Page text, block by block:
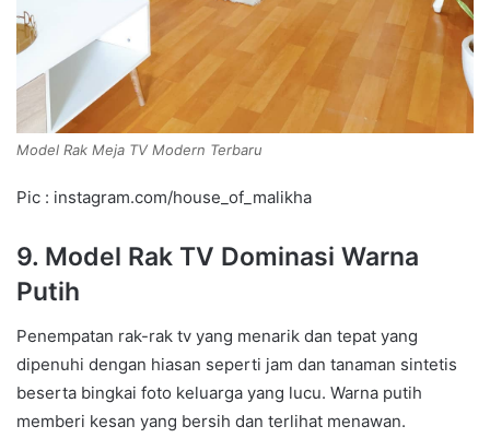
Model Rak Meja TV Modern Terbaru
Pic : instagram.com/house_of_malikha
9. Model Rak TV Dominasi Warna
Putih
Penempatan rak-rak tv yang menarik dan tepat yang
dipenuhi dengan hiasan seperti jam dan tanaman sintetis
beserta bingkai foto keluarga yang lucu. Warna putih
memberi kesan yang bersih dan terlihat menawan.